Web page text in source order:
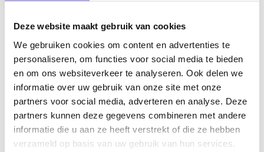
Deze website maakt gebruik van cookies
We gebruiken cookies om content en advertenties te
personaliseren, om functies voor social media te bieden
en om ons websiteverkeer te analyseren. Ook delen we
informatie over uw gebruik van onze site met onze
partners voor social media, adverteren en analyse. Deze
partners kunnen deze gegevens combineren met andere
informatie die u aan ze heeft verstrekt of die ze hebben
verzameld op basis van uw gebruik van hun services.
vrienden en familie en deel de badges
die je zelf verdiend hebt. Zo draag je je
steentje bij om anderen te overtuigen
mee de uitdaging aan te gaan ! Want
we hebben er allemaal belang bij
EnergyWatchers te worden !